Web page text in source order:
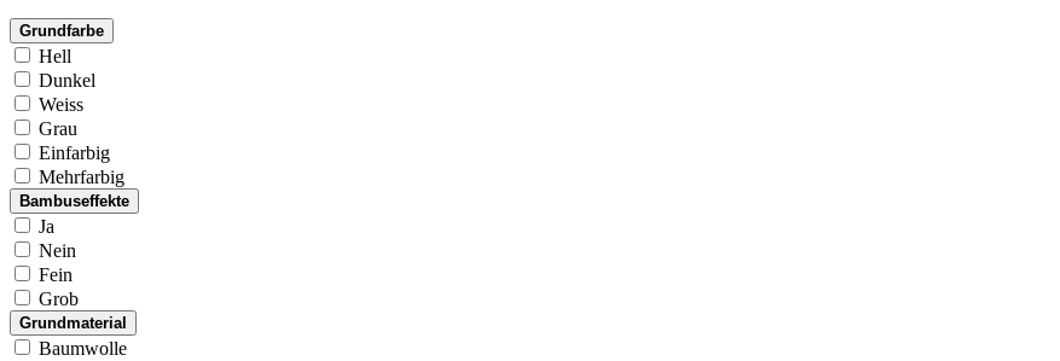
Grundfarbe
Hell
Dunkel
Weiss
Grau
Einfarbig
Mehrfarbig
Bambuseffekte
Ja
Nein
Fein
Grob
Grundmaterial
Baumwolle